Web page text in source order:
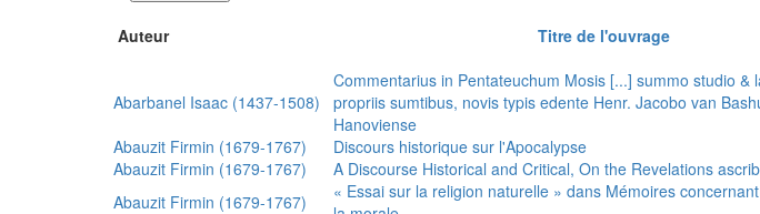
Auteur Titre de l'ouvrage
Abarbanel Isaac (1437-1508)
Commentarius in Pentateuchum Mosis [...] summo studio &
propriis sumtibus, novis typis edente Henr. Jacobo van
Hanoviense
Abauzit Firmin (1679-1767)
Discours historique sur l'Apocalypse
Abauzit Firmin (1679-1767)
A Discourse Historical and Critical, On the Revelations
Abauzit Firmin (1679-1767)
« Essai sur la religion naturelle » dans Mémoires